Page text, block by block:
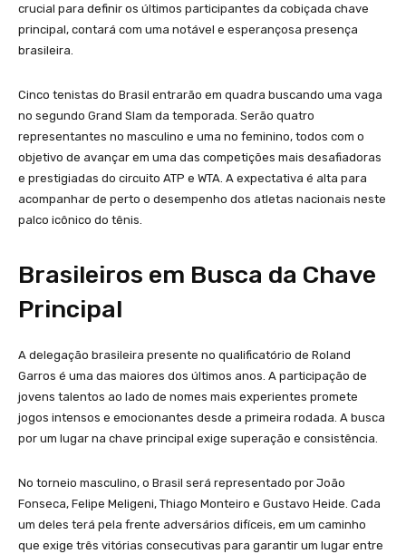
crucial para definir os últimos participantes da cobiçada chave
principal, contará com uma notável e esperançosa presença
brasileira.
Cinco tenistas do Brasil entrarão em quadra buscando uma vaga
no segundo Grand Slam da temporada. Serão quatro
representantes no masculino e uma no feminino, todos com o
objetivo de avançar em uma das competições mais desafiadoras
e prestigiadas do circuito ATP e WTA. A expectativa é alta para
acompanhar de perto o desempenho dos atletas nacionais neste
palco icônico do tênis.
Brasileiros em Busca da Chave
Principal
A delegação brasileira presente no qualificatório de Roland
Garros é uma das maiores dos últimos anos. A participação de
jovens talentos ao lado de nomes mais experientes promete
jogos intensos e emocionantes desde a primeira rodada. A busca
por um lugar na chave principal exige superação e consistência.
No torneio masculino, o Brasil será representado por João
Fonseca, Felipe Meligeni, Thiago Monteiro e Gustavo Heide. Cada
um deles terá pela frente adversários difíceis, em um caminho
que exige três vitórias consecutivas para garantir um lugar entre